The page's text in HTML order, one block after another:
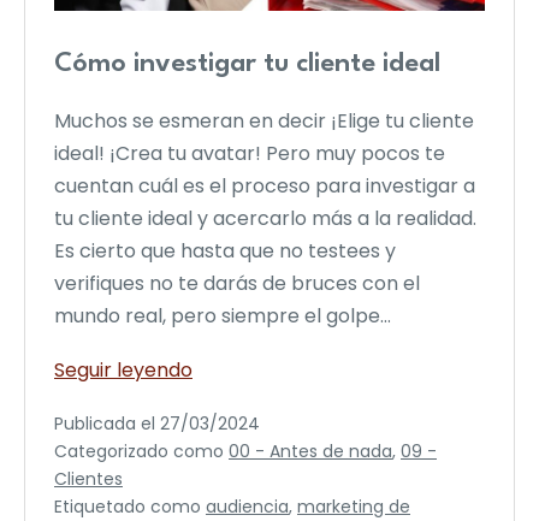
Cómo investigar tu cliente ideal
Muchos se esmeran en decir ¡Elige tu cliente
ideal! ¡Crea tu avatar! Pero muy pocos te
cuentan cuál es el proceso para investigar a
tu cliente ideal y acercarlo más a la realidad.
Es cierto que hasta que no testees y
verifiques no te darás de bruces con el
mundo real, pero siempre el golpe…
Seguir leyendoCómo
tu
cliente
Publicada el 27/03/2024
Categorizado como 00 - Antes de nada, 09 -
Clientes
Etiquetado como audiencia, marketing de